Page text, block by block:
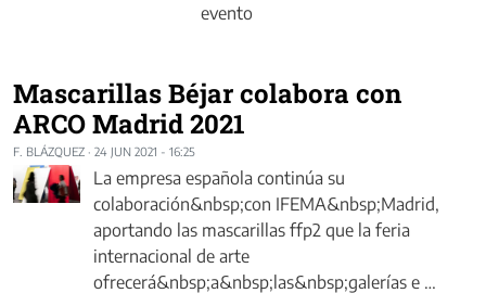
evento
Mascarillas Béjar colabora con
ARCO Madrid 2021
F. BLÁZQUEZ · 24 JUN 2021 - 16:25
La empresa española continúa su
colaboración&nbsp;con IFEMA&nbsp;Madrid,
aportando las mascarillas ffp2 que la feria
internacional de arte
ofrecerá&nbsp;a&nbsp;las&nbsp;galerías e …